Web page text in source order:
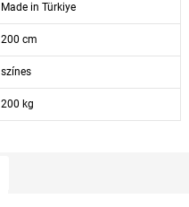
Made in Türkiye
200 cm
színes
200 kg